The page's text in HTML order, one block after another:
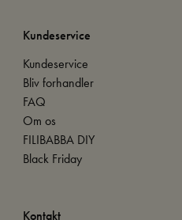
Kundeservice
Kundeservice
Bliv forhandler
FAQ
Om os
FILIBABBA DIY
Black Friday
Kontakt